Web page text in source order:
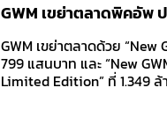
GWM เขย่าตลาดพิคอัพ
GWM เขย่าตลาดด้วย “New
799 แสนบาท และ “New
Limited Edition” ที่ 1.349 ล้